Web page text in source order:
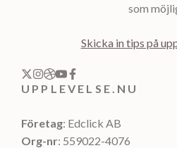
som
Skicka in tips på
UPPLEVELSE.NU
Företag: Edclick AB
Org-nr: 559022-4076